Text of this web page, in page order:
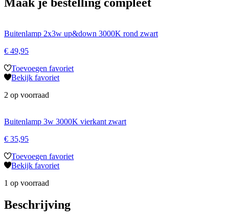
Buitenlamp 2x3w up&down 3000K rond zwart
€ 49,95
Toevoegen favoriet
Bekijk favoriet
2 op voorraad
Buitenlamp 3w 3000K vierkant zwart
€ 35,95
Toevoegen favoriet
Bekijk favoriet
1 op voorraad
Beschrijving